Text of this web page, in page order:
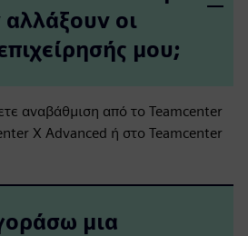
οι
μου;
αναβάθμιση από το Teamcenter
X Advanced ή στο Teamcenter
μια